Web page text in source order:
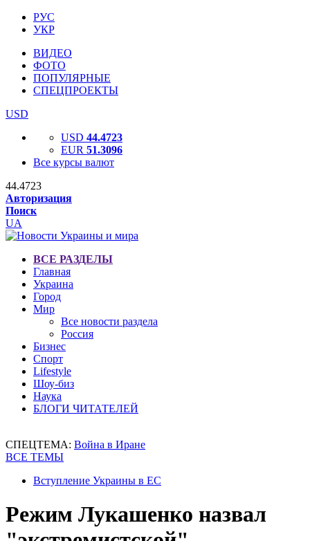
РУС
УКР
ВИДЕО
ФОТО
ПОПУЛЯРНЫЕ
СПЕЦПРОЕКТЫ
USD
USD 44.4723
EUR 51.3096
Все курсы валют
44.4723
Авторизация
Поиск
UA
ВСЕ РАЗДЕЛЫ
Главная
Украина
Город
Мир
Все новости раздела
Россия
Бизнес
Спорт
Lifestyle
Шоу-биз
Наука
БЛОГИ ЧИТАТЕЛЕЙ
СПЕЦТЕМА: Война в Иране
ВСЕ ТЕМЫ
Вступление Украины в ЕС
Режим Лукашенко назвал